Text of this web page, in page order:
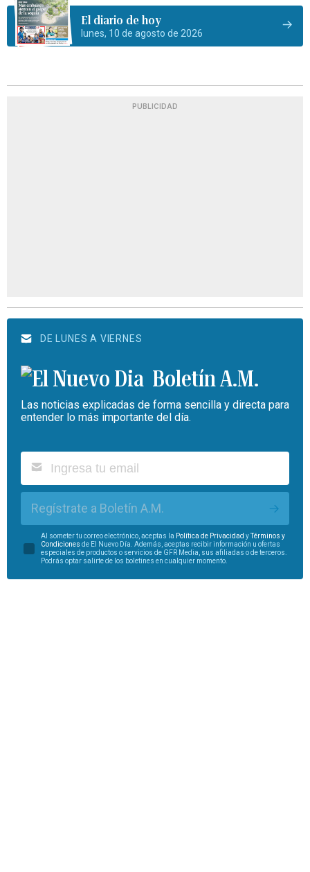
El diario de hoy
lunes, 10 de agosto de 2026
PUBLICIDAD
DE LUNES A VIERNES
Boletín A.M.
Las noticias explicadas de forma sencilla y directa para
entender lo más importante del día.
Regístrate a Boletín A.M.
Al someter tu correo electrónico, aceptas la Política de Privacidad y
Términos y
Condiciones de El Nuevo Día. Además, aceptas recibir información u ofertas
especiales de productos o servicios de GFR Media, sus afiliadas o de terceros.
Podrás optar salirte de los boletines en cualquier momento.